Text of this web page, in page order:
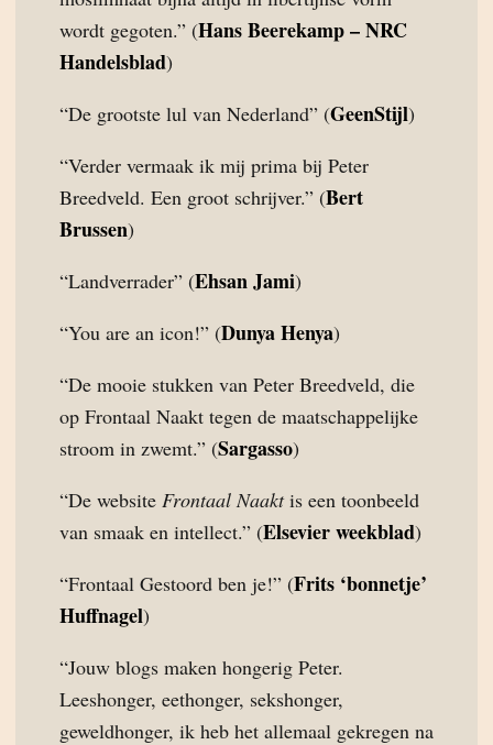
wordt gegoten.” (Hans Beerekamp – NRC
Handelsblad)
“De grootste lul van Nederland” (GeenStijl)
“Verder vermaak ik mij prima bij Peter
Breedveld. Een groot schrijver.” (Bert
Brussen)
“Landverrader” (Ehsan Jami)
“You are an icon!” (Dunya Henya)
“De mooie stukken van Peter Breedveld, die
op Frontaal Naakt tegen de maatschappelijke
stroom in zwemt.” (Sargasso)
“De website Frontaal Naaktis een toonbeeld
van smaak en intellect.” (Elsevier weekblad)
“Frontaal Gestoord ben je!” (Frits ‘bonnetje’
Huffnagel)
“Jouw blogs maken hongerig Peter.
Leeshonger, eethonger, sekshonger,
geweldhonger, ik heb het allemaal gekregen na